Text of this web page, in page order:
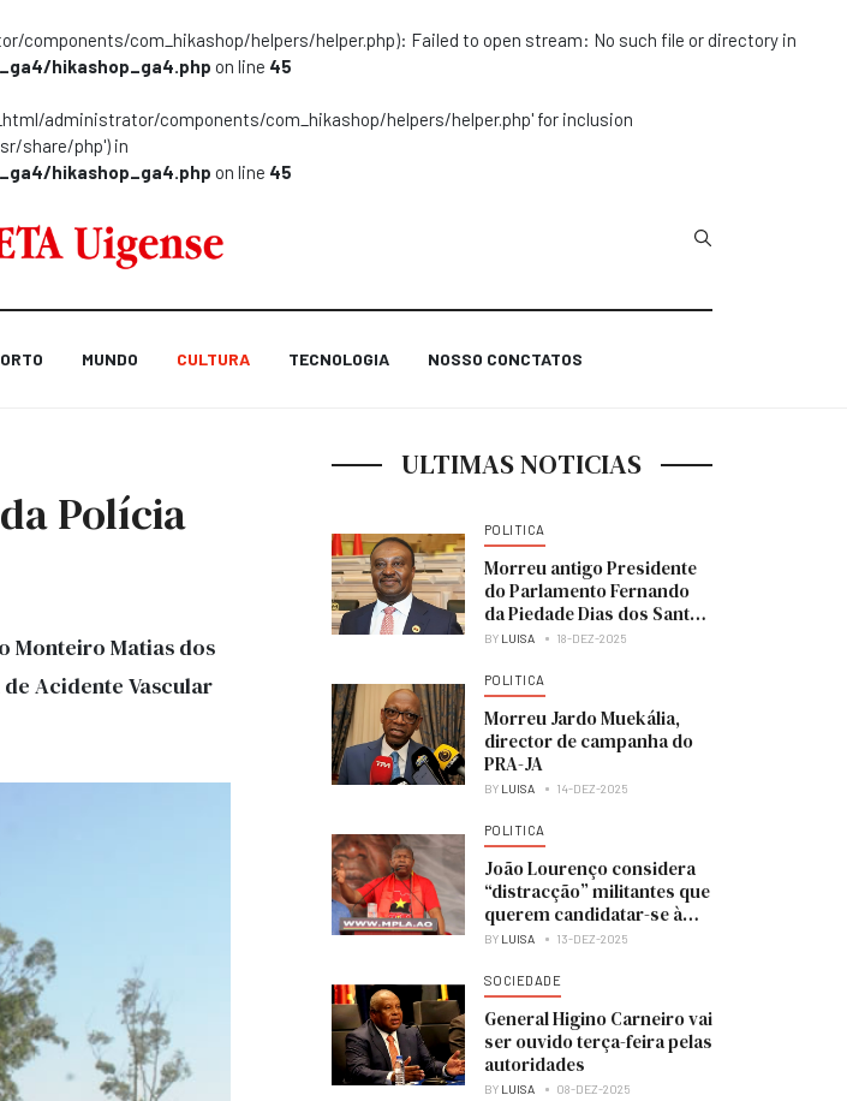
com_hikashop/helpers/helper.php): Failed to open stream: No such file or directory in
hikashop_ga4.php on line 45
administrator/components/com_hikashop/helpers/helper.php' for inclusion
share/php') in
hikashop_ga4.php on line 45
Type 2 or more
MUNDO CULTURA TECNOLOGIA NOSSO CONCTATOS
Polícia
Monteiro Matias dos
Acidente Vascular
ULTIMAS NOTICIAS
POLITICA
Morreu antigo Presidente
do Parlamento Fernando
da Piedade Dias dos Santos
“Nandó”
BY LUISA 18-DEZ-2025
POLITICA
Morreu Jardo Muekália,
director de campanha do
PRA-JA
BY LUISA 14-DEZ-2025
POLITICA
João Lourenço considera
“distracção” militantes que
querem candidatar-se à
liderança do MPLA
BY LUISA 13-DEZ-2025
SOCIEDADE
General Higino Carneiro vai
ser ouvido terça-feira pelas
autoridades
BY LUISA 08-DEZ-2025